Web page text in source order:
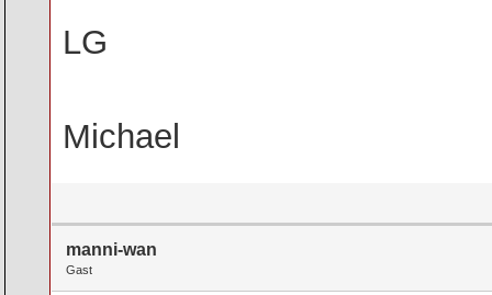
LG
Michael
manni-wan
Gast